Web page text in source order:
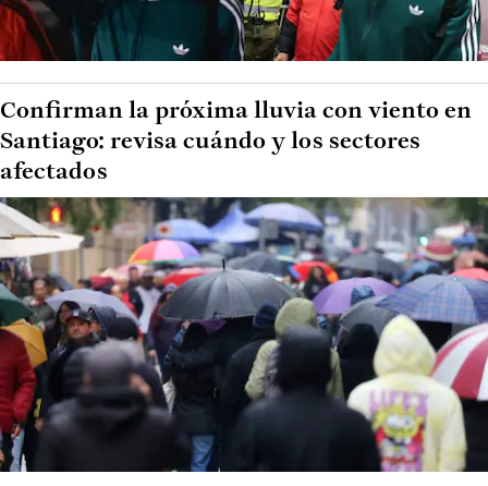
Confirman la próxima lluvia con viento en
Santiago: revisa cuándo y los sectores
afectados